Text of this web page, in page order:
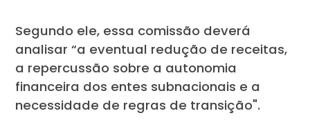
Segundo ele, essa comissão deverá
analisar “a eventual redução de receitas,
a repercussão sobre a autonomia
financeira dos entes subnacionais e a
necessidade de regras de transição".